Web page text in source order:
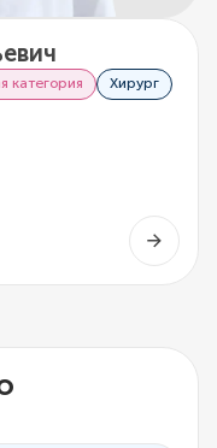
категория
Хирург